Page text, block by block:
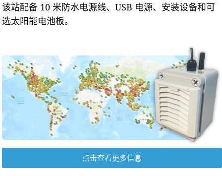
该站配备 10 米防水电源线、USB 电源、安装设备和可
选太阳能电池板。
点击查看更多信息